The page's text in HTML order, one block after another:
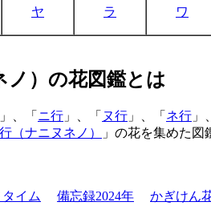
ヤ ラ ワ
ノ）の花図鑑とは
」、「 ニ行 」、「 ヌ行 」、「 ネ行 」
（ナニヌネノ）
」の花を集めた図
イム 備忘録2024年
かぎけん